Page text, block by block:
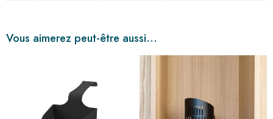
Vous aimerez peut-être aussi…